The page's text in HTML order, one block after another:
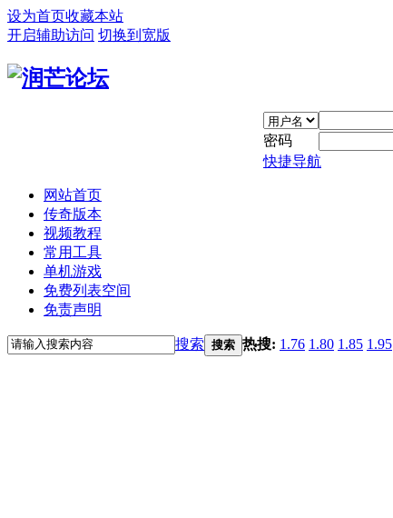
设为首页收藏本站
开启辅助访问 切换到宽版
密码
快捷导航
网站首页
传奇版本
视频教程
常用工具
单机游戏
免费列表空间
免责声明
搜索 搜索 热搜: 1.76 1.80 1.85 1.95